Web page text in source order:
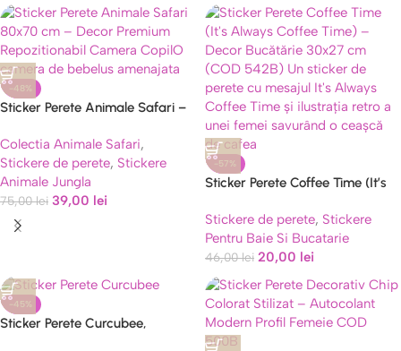
-48%
Sticker Perete Animale Safari –
Camera Copil 513B
Colectia Animale Safari,
Stickere de perete, Stickere
Animale Jungla
75,00lei 39,00 lei
-57%
Sticker Perete Coffee Time (It’s
Bucătărie (COD 542B)
Stickere de perete, Stickere
Pentru Baie Si Bucatarie
46,00lei 20,00 lei
-45%
Sticker Perete Curcubee,